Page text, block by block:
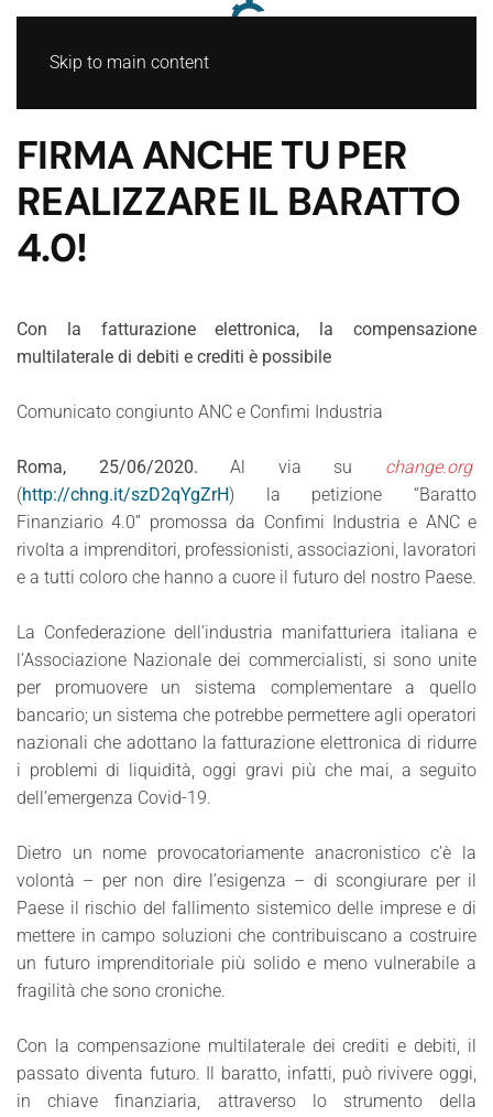
Skip to main content
FIRMA ANCHE TU PER
REALIZZARE IL BARATTO
4.0!
Con la fatturazione elettronica, la compensazione
multilaterale di debiti e crediti è possibile
Comunicato congiunto ANC e Confimi Industria
Roma, 25/06/2020. Al via su change.org
(http://chng.it/szD2qYgZrH)
la petizione “Baratto
Finanziario 4.0” promossa da Confimi Industria e ANC e
rivolta a imprenditori, professionisti, associazioni, lavoratori
e a tutti coloro che hanno a cuore il futuro del nostro Paese.
La Confederazione dell’industria manifatturiera italiana e
l’Associazione Nazionale dei commercialisti, si sono unite
per promuovere un sistema complementare a quello
bancario; un sistema che potrebbe permettere agli operatori
nazionali che adottano la fatturazione elettronica di ridurre
i problemi di liquidità, oggi gravi più che mai, a seguito
dell’emergenza Covid-19.
Dietro un nome provocatoriamente anacronistico c’è la
volontà – per non dire l’esigenza – di scongiurare per il
Paese il rischio del fallimento sistemico delle imprese e di
mettere in campo soluzioni che contribuiscano a costruire
un futuro imprenditoriale più solido e meno vulnerabile a
fragilità che sono croniche.
Con la compensazione multilaterale dei crediti e debiti, il
passato diventa futuro. Il baratto, infatti, può rivivere oggi,
in chiave finanziaria, attraverso lo strumento della